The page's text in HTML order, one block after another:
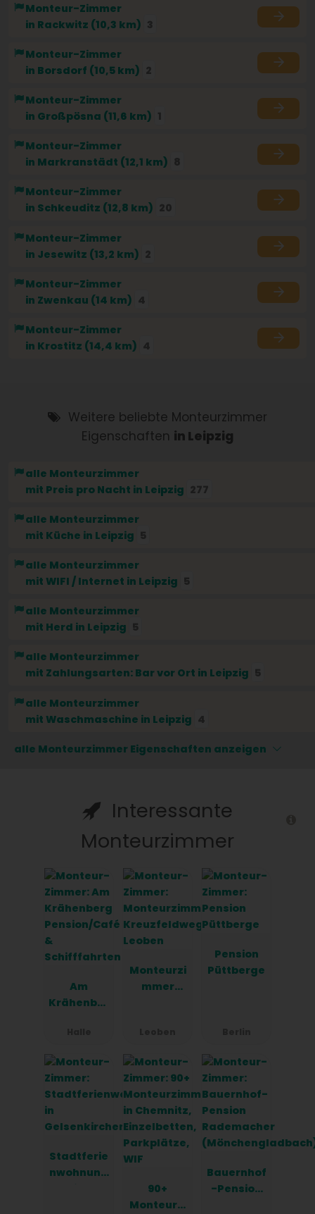
Interessante
Monteurzimmer
Am
Krähenber
Schifffahr
ten
Monteurzi
mmer
Pension
Püttberge
Stadtferie
nwohnung
90+
Monteurzi
Bauernhof
-Pension
Monteur-Zimmer
in Rackwitz (10,3 km) 3
Monteur-Zimmer
in Borsdorf (10,5 km) 2
Monteur-Zimmer
in Großpösna (11,6 km) 1
Monteur-Zimmer
in Markranstädt (12,1 km) 8
Monteur-Zimmer
in Schkeuditz (12,8 km) 20
Monteur-Zimmer
in Jesewitz (13,2 km) 2
Monteur-Zimmer
in Zwenkau (14 km) 4
Monteur-Zimmer
in Krostitz (14,4 km) 4
Weitere beliebte Monteurzimmer
Eigenschaften in Leipzig
alle Monteurzimmer
mit Preis pro Nacht in Leipzig 277
alle Monteurzimmer
mit Küche in Leipzig 5
alle Monteurzimmer
mit WIFI / Internet in Leipzig 5
alle Monteurzimmer
mit Herd in Leipzig 5
alle Monteurzimmer
mit Zahlungsarten: Bar vor Ort in Leipzig 5
alle Monteurzimmer
mit Waschmaschine in Leipzig 4
alle Monteurzimmer Eigenschaften anzeigen